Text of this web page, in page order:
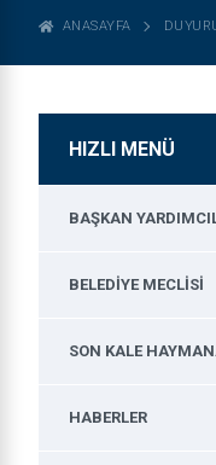
ANASAYFA
HIZLI MENÜ
BAŞKAN
BELEDIYE MECLISI
SON KALE
HABERLER